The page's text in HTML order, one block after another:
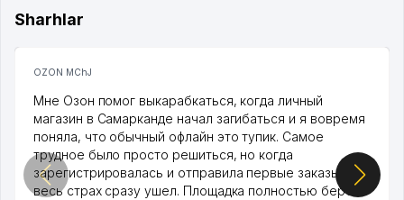
Sharhlar
OZON MChJ
Мне Озон помог выкарабкаться, когда личный
магазин в Самарканде начал загибаться и я вовремя
поняла, что обычный офлайн это тупик. Самое
трудное было просто решиться, но когда
зарегистрировалась и отправила первые заказы,
весь страх сразу ушел. Площадка полностью берет